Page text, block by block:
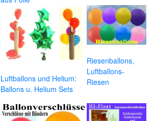
Luftballons und Helium:
Ballons u. Helium Sets
Riesenballons,
Luftballons-
Riesen